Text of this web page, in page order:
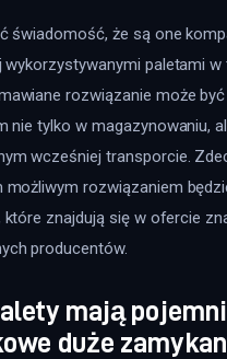
świadomość, że są one
wykorzystywanymi paletami w
rozwiązanie może
nie tylko w magazynowaniu,
wcześniej transporcie.
możliwym rozwiązaniem
które znajdują się w ofercie
producentów.
mają
duże